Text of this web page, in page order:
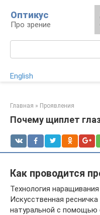
контенту
Оптикус
Про зрение
English
Главная » Проявления
Почему щиплет
Как проводится
Технология
Искусственная
натуральной с помощью